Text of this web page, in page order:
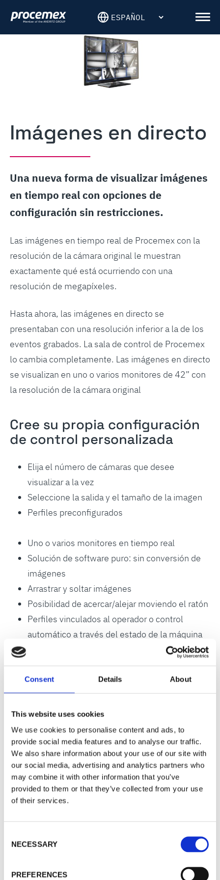
Consent Details About
This website uses cookies
We use cookies to personalise content and ads, to
provide social media features and to analyse our traffic.
We also share information about your use of our site with
our social media, advertising and analytics partners who
may combine it with other information that you’ve
provided to them or that they’ve collected from your use
of their services.
NECESSARY
PREFERENCES
content
Imágenes en directo
Una nueva forma de visualizar imágenes
en tiempo real con opciones de
configuración sin restricciones.
Las imágenes en tiempo real de Procemex con la
resolución de la cámara original le muestran
exactamente qué está ocurriendo con una
resolución de megapíxeles.
Hasta ahora, las imágenes en directo se
presentaban con una resolución inferior a la de los
eventos grabados. La sala de control de Procemex
lo cambia completamente. Las imágenes en directo
se visualizan en uno o varios monitores de 42” con
la resolución de la cámara original
Cree su propia configuración
de control personalizada
Elija el número de cámaras que desee
visualizar a la vez
Seleccione la salida y el tamaño de la imagen
Perfiles preconfigurados
Uno o varios monitores en tiempo real
Solución de software puro: sin conversión de
imágenes
Arrastrar y soltar imágenes
Posibilidad de acercar/alejar moviendo el ratón
Perfiles vinculados al operador o control
automático a través del estado de la máquina
(modo extremo de la banda, modo problema
modo funcionamiento normal, etc.)
Funciones
Vea imágenes en tiempo real con la resolución
de la cámara original
Acceda a imágenes en directo para evaluar la
situación actual y las necesidades
Las imágenes en directo pueden visualizarse
Es posible crear varios perfiles para las